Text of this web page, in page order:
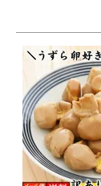
ログイン
商品カテゴリー
お酒別オススメ